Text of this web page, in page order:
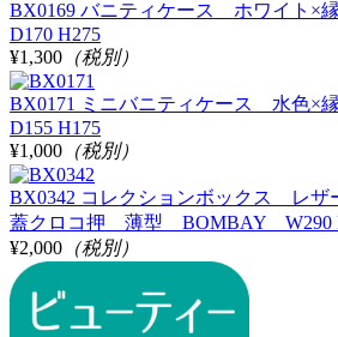
BX0169 バニティケース ホワイト×
D170 H275
¥1,300 （税別）
BX0171 ミニバニティケース 水色×
D155 H175
¥1,000 （税別）
BX0342 コレクションボックス レ
蓋クロコ押 薄型 BOMBAY W290
¥2,000 （税別）